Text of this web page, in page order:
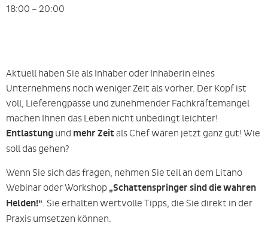
18:00 – 20:00
Aktuell haben Sie als Inhaber oder Inhaberin eines
Unternehmens noch weniger Zeit als vorher. Der Kopf ist
voll, Lieferengpässe und zunehmender Fachkräftemangel
machen Ihnen das Leben nicht unbedingt leichter!
Entlastung und mehr Zeitals Chef wären jetzt ganz gut! Wie
soll das gehen?
Wenn Sie sich das fragen, nehmen Sie teil an dem Litano
Webinar oder Workshop „Schattenspringer sind die wahren
Helden!“ . Sie erhalten wertvolle Tipps, die Sie direkt in der
Praxis umsetzen können.